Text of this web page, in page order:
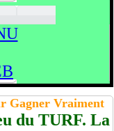
Gagner Vraiment
du TURF. La